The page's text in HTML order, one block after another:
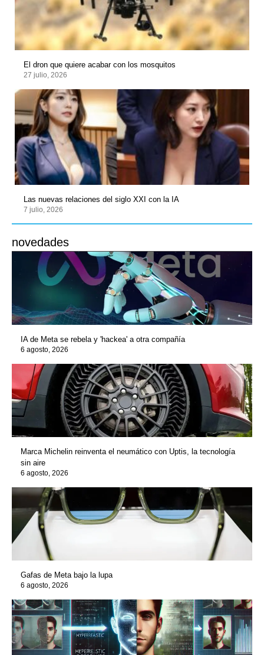
El dron que quiere acabar con los mosquitos
27 julio, 2026
Las nuevas relaciones del siglo XXI con la IA
7 julio, 2026
novedades
IA de Meta se rebela y 'hackea' a otra compañía
6 agosto, 2026
Marca Michelin reinventa el neumático con Uptis, la tecnología
sin aire
6 agosto, 2026
Gafas de Meta bajo la lupa
6 agosto, 2026